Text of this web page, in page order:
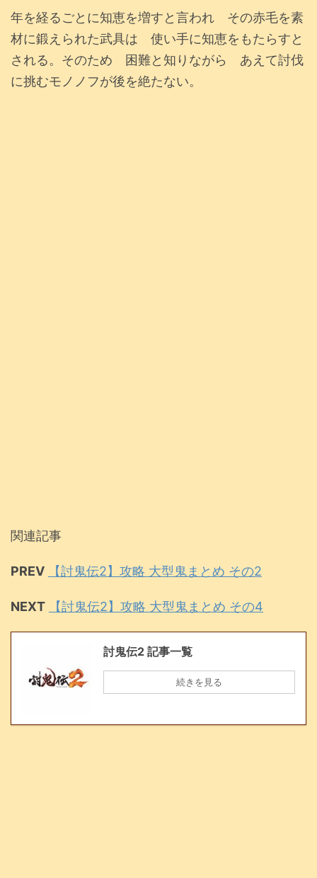
年を経るごとに知恵を増すと言われ その赤毛を素
材に鍛えられた武具は 使い手に知恵をもたらすと
される。そのため 困難と知りながら あえて討伐
に挑むモノノフが後を絶たない。
関連記事
PREV 【討鬼伝2】攻略 大型鬼まとめ その2
NEXT 【討鬼伝2】攻略 大型鬼まとめ その4
討鬼伝2 記事一覧
続きを見る